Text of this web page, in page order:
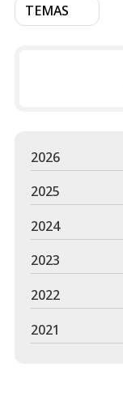
TEMAS
2026
2025
2024
2023
2022
2021